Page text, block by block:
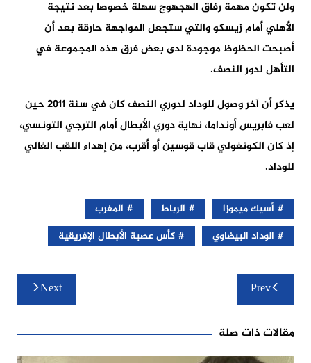
ولن تكون مهمة رفاق الهجهوج سهلة خصوصا بعد نتيجة
الأهلي أمام زيسكو والتي ستجعل المواجهة حارقة بعد أن
أصبحت الحظوظ موجودة لدى بعض فرق هذه المجموعة في
التأهل لدور النصف.
يذكر أن آخر وصول للوداد لدوري النصف كان في سنة 2011 حين
لعب فابريس أونداما، نهاية دوري الأبطال أمام الترجي التونسي،
إذ كان الكونغولي قاب قوسين أو أقرب، من إهداء اللقب الغالي
للوداد.
أسيك ميموزا الرباط
المغرب
الوداد البيضاوي
كأس عصبة الأبطال الإفريقية
تصفّح
المقالات
Prev
Next
مقالات ذات صلة